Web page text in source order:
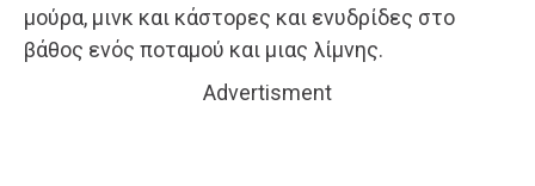
μούρα, μινκ και κάστορες και ενυδρίδες στο
βάθος ενός ποταμού και μιας λίμνης.
Advertisment